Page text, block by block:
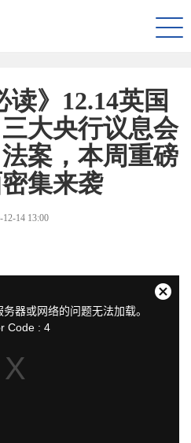
读》12.14英国
大央行议息会
案，本周重磅
集来袭
12-14 13:00
器或网络的问题无法加载。
Code : 4
关